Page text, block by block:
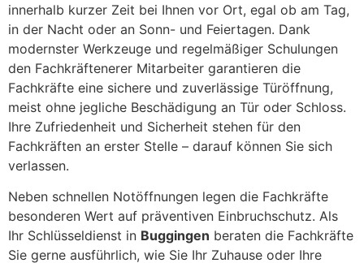
innerhalb kurzer Zeit bei Ihnen vor Ort, egal ob am Tag,
in der Nacht oder an Sonn- und Feiertagen. Dank
modernster Werkzeuge und regelmäßiger Schulungen
den Fachkräftenerer Mitarbeiter garantieren die
Fachkräfte eine sichere und zuverlässige Türöffnung,
meist ohne jegliche Beschädigung an Tür oder Schloss.
Ihre Zufriedenheit und Sicherheit stehen für den
Fachkräften an erster Stelle – darauf können Sie sich
verlassen.
Neben schnellen Notöffnungen legen die Fachkräfte
besonderen Wert auf präventiven Einbruchschutz. Als
Ihr Schlüsseldienst in Buggingen beraten die Fachkräfte
Sie gerne ausführlich, wie Sie Ihr Zuhause oder Ihre